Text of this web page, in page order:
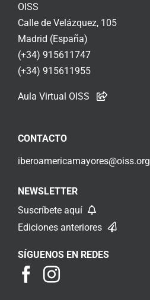
OISS
Calle de Velázquez, 105
Madrid (España)
(+34) 915611747
(+34) 915611955
Aula Virtual OISS
CONTACTO
iberoamericamayores@oiss.org
NEWSLETTER
Suscríbete aquí
Ediciones anteriores
SÍGUENOS EN REDES